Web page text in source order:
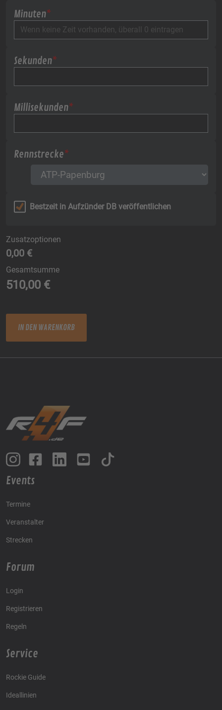
*
Minuten
*
Sekunden
*
Millisekunden
*
Rennstrecke
Bestzeit in Aufzünder DB veröffentlichen
Zusatzoptionen
0,00 €
Gesamtsumme
510,00 €
IN DEN WARENKORB
Events
Termine
Veranstalter
Strecken
Forum
Login
Registrieren
Regeln
Service
Rockie Guide
Ideallinien